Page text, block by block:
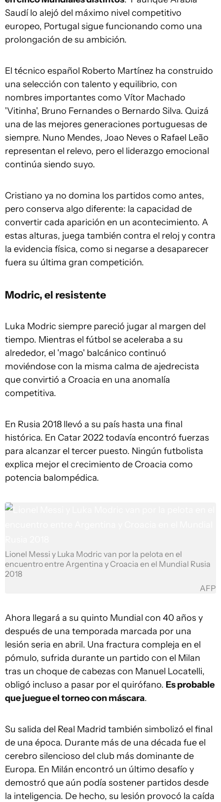
Saudí lo alejó del máximo nivel competitivo
europeo, Portugal sigue funcionando como una
prolongación de su ambición.
El técnico español Roberto Martínez ha construido
una selección con talento y equilibrio, con
nombres importantes como Vítor Machado
'Vitinha', Bruno Fernandes o Bernardo Silva. Quizá
una de las mejores generaciones portuguesas de
siempre. Nuno Mendes, Joao Neves o Rafael Leão
representan el relevo, pero el liderazgo emocional
continúa siendo suyo.
Cristiano ya no domina los partidos como antes,
pero conserva algo diferente: la capacidad de
convertir cada aparición en un acontecimiento. A
estas alturas, juega también contra el reloj y contra
la evidencia física, como si negarse a desaparecer
fuera su última gran competición.
Modric, el resistente
Luka Modric siempre pareció jugar al margen del
tiempo. Mientras el fútbol se aceleraba a su
alrededor, el 'mago' balcánico continuó
moviéndose con la misma calma de ajedrecista
que convirtió a Croacia en una anomalía
competitiva.
En Rusia 2018 llevó a su país hasta una final
histórica. En Catar 2022 todavía encontró fuerzas
para alcanzar el tercer puesto. Ningún futbolista
explica mejor el crecimiento de Croacia como
potencia balompédica.
Lionel Messi y Luka Modric van por la pelota en el
encuentro entre Argentina y Croacia en el Mundial Rusia
2018
AFP
Ahora llegará a su quinto Mundial con 40 años y
después de una temporada marcada por una
lesión seria en abril. Una fractura compleja en el
pómulo, sufrida durante un partido con el Milan
tras un choque de cabezas con Manuel Locatelli,
obligó incluso a pasar por el quirófano. Es probable
que juegue el torneo con máscara.
Su salida del Real Madrid también simbolizó el final
de una época. Durante más de una década fue el
cerebro silencioso del club más dominante de
Europa. En Milán encontró un último desafío y
demostró que aún podía sostener partidos desde
la inteligencia. De hecho, su lesión provocó la caída